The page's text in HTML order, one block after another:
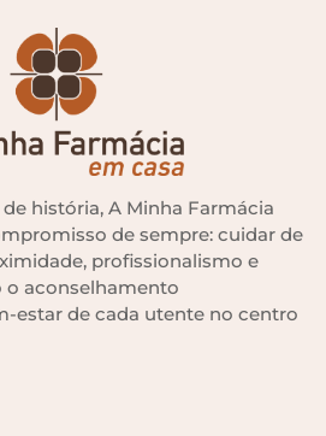
história, A Minha Farmácia
de sempre: cuidar de
profissionalismo e
o aconselhamento
estar de cada utente no centro